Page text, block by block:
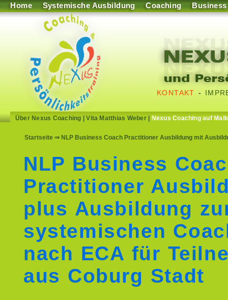
Home Systemische Ausbildung Coaching Business
KONTAKT -
Über Nexus Coaching |Vita Matthias Weber| Nexus Coaching auf
Startseite ⇒ NLP Business Coach Practitioner Ausbildung mit
NLP Business
Practitioner
plus Ausbildung
systemischen
nach ECA für
aus Coburg Stadt